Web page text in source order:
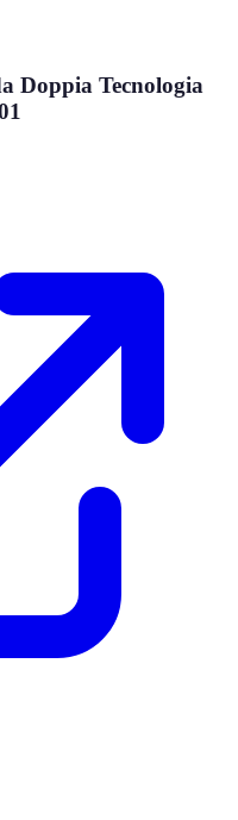
Doppia Tecnologia